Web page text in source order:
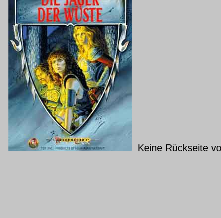
Keine Rückseite